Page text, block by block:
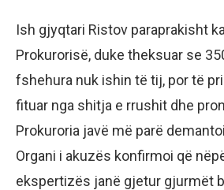
Ish gjyqtari Ristov paraprakisht
Prokurorisë, duke theksuar se
fshehura nuk ishin të tij, por të
fituar nga shitja e rrushit dhe
Prokuroria javë më parë
Organi i akuzës konfirmoi që
ekspertizës janë gjetur gjurmët